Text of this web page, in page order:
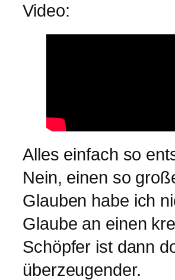
Video:
Alles einfach so
Nein, einen so
Glauben habe ich
Glaube an einen
Schöpfer ist dann
überzeugender.